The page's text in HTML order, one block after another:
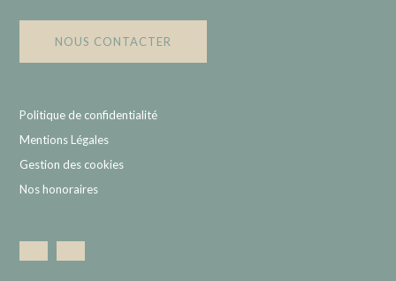
NOUS CONTACTER
Politique de confidentialité
Mentions Légales
Gestion des cookies
Nos honoraires